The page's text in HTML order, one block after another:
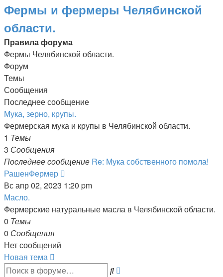
Фермы и фермеры Челябинской
области.
Правила форума
Фермы Челябинской области.
Форум
Темы
Сообщения
Последнее сообщение
Мука, зерно, крупы.
Фермерская мука и крупы в Челябинской области.
1 Темы
3 Сообщения
Последнее сообщение Re: Мука собственного помола!
РашенФермер
к
сообщению
Вс апр 02, 2023 1:20 pm
Масло.
Фермерские натуральные масла в Челябинской области.
0 Темы
0 Сообщения
Нет сообщений
Новая тема
Поиск